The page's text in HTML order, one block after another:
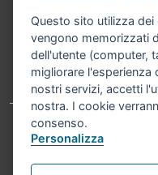
Contatti
Bologna P.Iva
02008 02435
Telefono:051203040
Accessibilità Carta dei
Informativa sul
Questo sito utilizza
vengono memorizzati
dell'utente (computer,
migliorare
nostri servizi, accetti
nostra. I cookie
consenso.
Personalizza